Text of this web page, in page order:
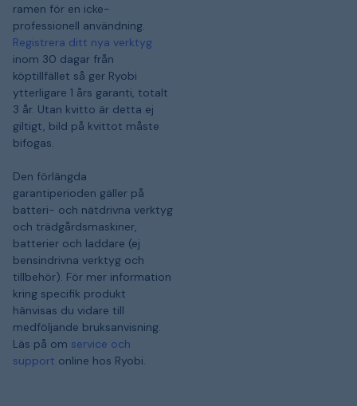
ramen för en icke-
professionell användning.
Registrera ditt nya verktyg
inom 30 dagar från
köptillfället så ger Ryobi
ytterligare 1 års garanti, totalt
3 år. Utan kvitto är detta ej
giltigt, bild på kvittot måste
bifogas.
Den förlängda
garantiperioden gäller på
batteri- och nätdrivna verktyg
och trädgårdsmaskiner,
batterier och laddare (ej
bensindrivna verktyg och
tillbehör). För mer information
kring specifik produkt
hänvisas du vidare till
medföljande bruksanvisning.
Läs på om service och
support online hos Ryobi.